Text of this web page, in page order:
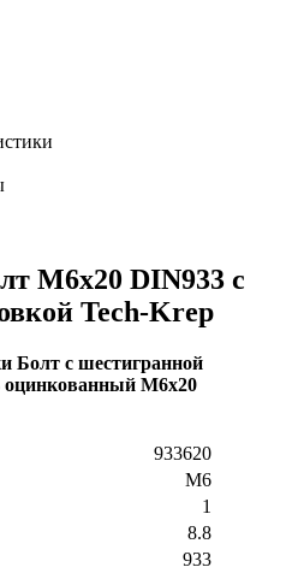
М6х20 DIN933 с
Tech-Krep
Болт с шестигранной
оцинкованный М6х20
933620
М6
1
8.8
933